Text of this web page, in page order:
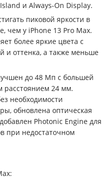
и Always-On Display.
пиковой яркости в
чем у iPhone 13 Pro Max.
более яркие цвета с
и оттенка, а также меньше
до 48 Мп с большей
24 мм.
необходимости
обновлена оптическая
Photonic Engine для
при недостаточном